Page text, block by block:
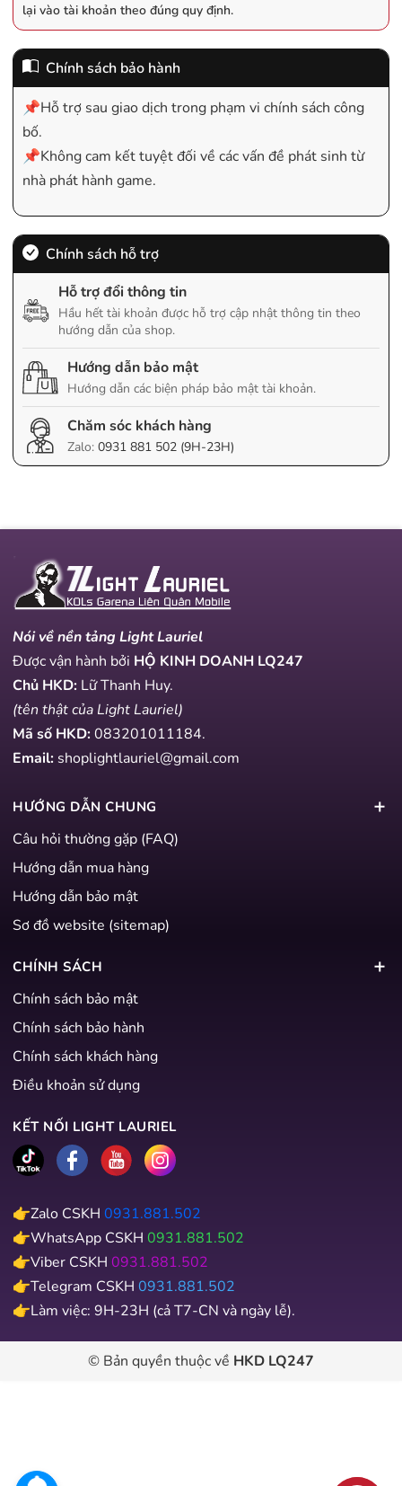
lại vào tài khoản theo đúng quy định.
Chính sách bảo hành
📌Hỗ trợ sau giao dịch trong phạm vi chính sách công
bố.
📌Không cam kết tuyệt đối về các vấn đề phát sinh từ
nhà phát hành game.
Chính sách hỗ trợ
Hỗ trợ đổi thông tin
Hầu hết tài khoản được hỗ trợ cập nhật thông tin theo
hướng dẫn của shop.
Hướng dẫn bảo mật
Hướng dẫn các biện pháp bảo mật tài khoản.
Chăm sóc khách hàng
Zalo: 0931 881 502 (9H-23H)
Nói về nền tảng Light Lauriel
Được vận hành bởi HỘ KINH DOANH LQ247
Chủ HKD: Lữ Thanh Huy.
(tên thật của Light Lauriel)
Mã số HKD:083201011184.
Email: shoplightlauriel@gmail.com
HƯỚNG DẪN CHUNG
Câu hỏi thường gặp (FAQ)
Hướng dẫn mua hàng
Hướng dẫn bảo mật
Sơ đồ website (sitemap)
CHÍNH SÁCH
Chính sách bảo mật
Chính sách bảo hành
Chính sách khách hàng
Điều khoản sử dụng
KẾT NỐI LIGHT LAURIEL
👉Zalo CSKH 0931.881.502
👉WhatsApp CSKH 0931.881.502
👉Viber CSKH 0931.881.502
👉Telegram CSKH 0931.881.502
👉Làm việc: 9H-23H (cả T7-CN và ngày lễ).
© Bản quyền thuộc về HKD LQ247